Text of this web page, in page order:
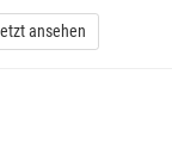
ansehen